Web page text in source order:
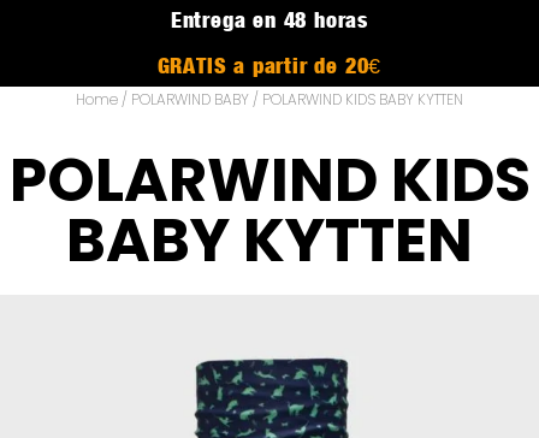
Entrega en 48 horas
GRATIS a partir de 20€
Home / POLARWIND BABY / POLARWIND KIDS BABY KYTTEN
POLARWIND KIDS
BABY KYTTEN